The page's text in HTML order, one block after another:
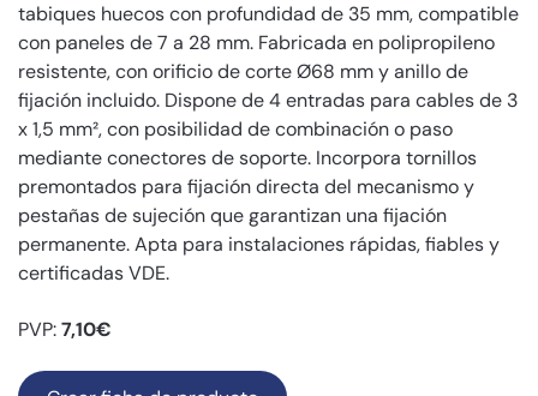
tabiques huecos con profundidad de 35 mm, compatible
con paneles de 7 a 28 mm. Fabricada en polipropileno
resistente, con orificio de corte Ø68 mm y anillo de
fijación incluido. Dispone de 4 entradas para cables de 3
x 1,5 mm², con posibilidad de combinación o paso
mediante conectores de soporte. Incorpora tornillos
premontados para fijación directa del mecanismo y
pestañas de sujeción que garantizan una fijación
permanente. Apta para instalaciones rápidas, fiables y
certificadas VDE.
PVP:7,10€